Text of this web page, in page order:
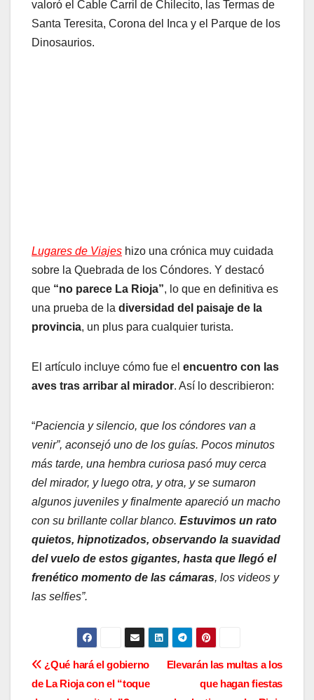
valoró el Cable Carril de Chilecito, las Termas de
Santa Teresita, Corona del Inca y el Parque de los
Dinosaurios.
Lugares de Viajes hizo una crónica muy cuidada
sobre la Quebrada de los Cóndores. Y destacó
que “no parece La Rioja”, lo que en definitiva es
una prueba de la diversidad del paisaje de la
provincia, un plus para cualquier turista.
El artículo incluye cómo fue el encuentro con las
aves tras arribar al mirador. Así lo describieron:
“Paciencia y silencio, que los cóndores van a
venir”, aconsejó uno de los guías. Pocos minutos
más tarde, una hembra curiosa pasó muy cerca
del mirador, y luego otra, y otra, y se sumaron
algunos juveniles y finalmente apareció un macho
con su brillante collar blanco. Estuvimos un rato
quietos, hipnotizados, observando la suavidad
del vuelo de estos gigantes, hasta que llegó el
frenético momento de las cámaras, los videos y
las selfies”.
N
Elevarán las multas a los
que hagan fiestas
¿Qué hará el gobierno
de La Rioja con el “toque